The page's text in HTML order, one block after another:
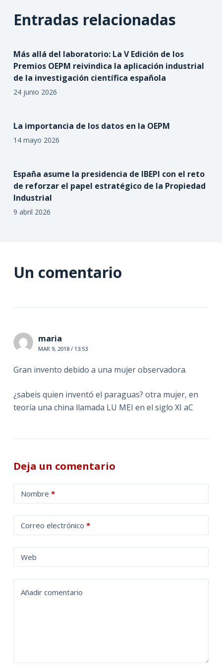
Entradas relacionadas
Más allá del laboratorio: La V Edición de los
Premios OEPM reivindica la aplicación industrial
de la investigación científica española
24 junio 2026
La importancia de los datos en la OEPM
14 mayo 2026
España asume la presidencia de IBEPI con el reto
de reforzar el papel estratégico de la Propiedad
Industrial
9 abril 2026
Un comentario
maria
MAR 9, 2018 / 13:53
Gran invento debido a una mujer observadora.
¿sabeis quien inventó el paraguas? otra mujer, en
teoría una china llamada LU MEI en el siglo XI aC
Deja un comentario
Nombre *
Correo electrónico *
Web
Añadir comentario
l
t
a
t